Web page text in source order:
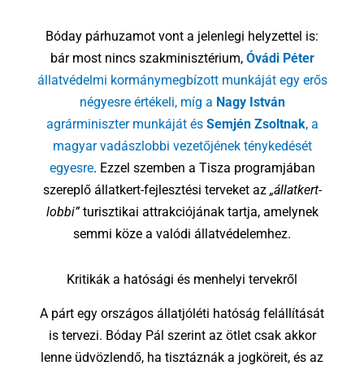
Bóday párhuzamot vont a jelenlegi helyzettel is:
bár most nincs szakminisztérium, Óvádi Péter
állatvédelmi kormánymegbízott munkáját egy erős
négyesre értékeli, míg a Nagy István
agrárminiszter munkáját és Semjén Zsoltnak, a
magyar vadászlobbi vezetőjének ténykedését
egyesre. Ezzel szemben a Tisza programjában
szereplő állatkert-fejlesztési terveket az „állatkert-
lobbi”turisztikai attrakciójának tartja, amelynek
semmi köze a valódi állatvédelemhez.
Kritikák a hatósági és menhelyi tervekről
A párt egy országos állatjóléti hatóság felállítását
is tervezi. Bóday Pál szerint az ötlet csak akkor
lenne üdvözlendő, ha tisztáznák a jogköreit, és az